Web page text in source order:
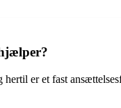
er et fast